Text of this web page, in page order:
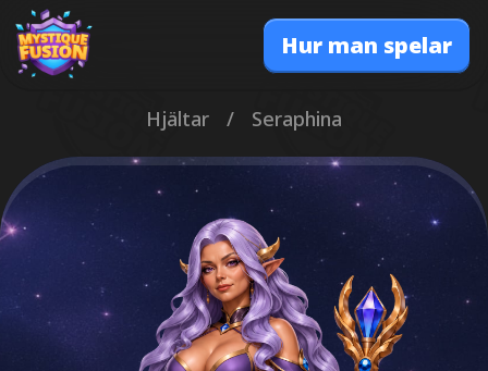
Hur man spelar
Hjältar / Seraphina